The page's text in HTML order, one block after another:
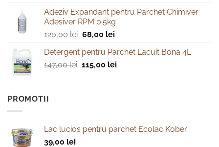
Adeziv Expandant pentru Parchet Chimiver
Adesiver RPM 0.5kg
120,00lei Prețul
a
fost:
68,00 leiPrețul
este:
68,00 lei.
Detergent pentru Parchet Lacuit Bona 4L
147,00lei Prețul
115,00 leiPrețul
PROMOTII
Lac lucios pentru parchet Ecolac Kober
39,00 lei